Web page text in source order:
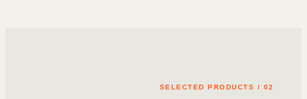
02 / SELECTED PRODUCTS